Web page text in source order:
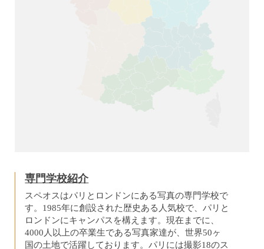
専門学校紹介
スペオスはパリとロンドンにある写真の専門学校で
す。1985年に創設された歴史ある人気校で、パリと
ロンドンにキャンパスを構えます。現在までに、
4000人以上の卒業生である写真家達が、世界50ヶ
国の土地で活躍しております。パリには撮影18のス